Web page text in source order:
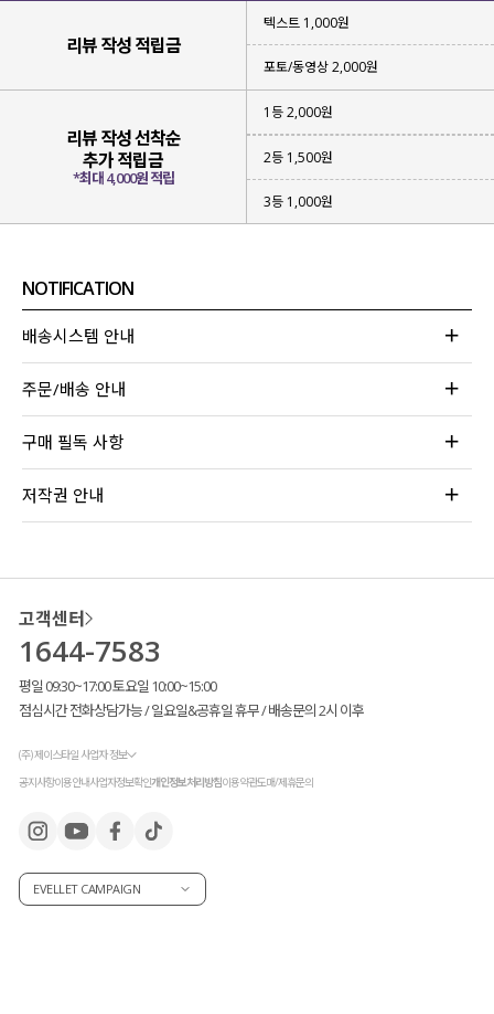
리뷰 작성 적립금
텍스트 1,000원
포토/동영상 2,000원
리뷰 작성 선착순
추가 적립금
*최대 4,000원 적립
1등 2,000원
2등 1,500원
3등 1,000원
NOTIFICATION
배송시스템 안내
주문/배송 안내
구매 필독 사항
저작권 안내
고객센터
1644-7583
평일 09:30~17:00 토요일 10:00~15:00
점심시간 전화상담가능 / 일요일&공휴일 휴무 / 배송문의 2시 이후
(주) 제이스타일 사업자 정보
공지사항이용안내사업자정보확인개인정보처리방침이용약관도매/제휴문의
EVELLET CAMPAIGN